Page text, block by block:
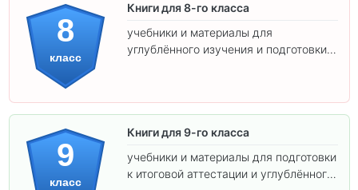
8
класс
Книги для 8-го класса
учебники и материалы для
углублённого изучения и подготовки к
9
класс
Книги для 9-го класса
учебники и материалы для подготовки
к итоговой аттестации и углублённого